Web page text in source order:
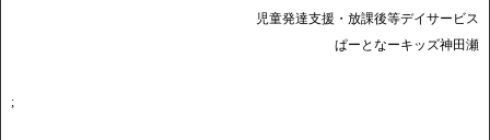
児童発達支援・放課後等デイサービス
ぱーとなーキッズ神田瀬
;